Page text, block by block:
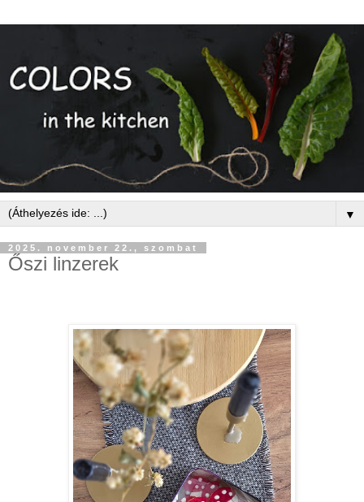
▼
2025. november 22., szombat
Őszi linzerek